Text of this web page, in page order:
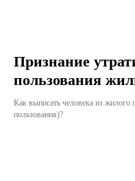
Признание
пользования
Как выписать человека из
пользования)?